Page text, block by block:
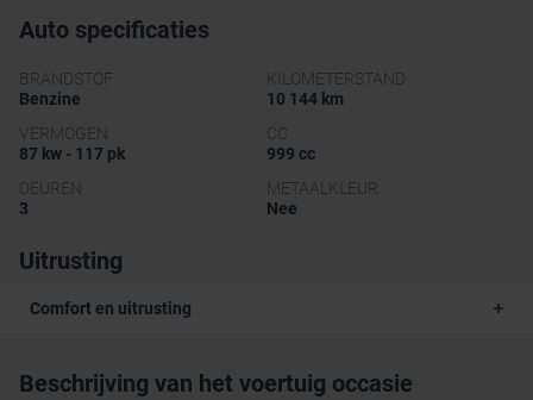
Auto specificaties
BRANDSTOF
Benzine
KILOMETERSTAND
10 144 km
VERMOGEN
87 kw - 117 pk
CC
999 cc
DEUREN
3
METAALKLEUR
Nee
Uitrusting
Comfort en uitrusting
Beschrijving van het voertuig occasie